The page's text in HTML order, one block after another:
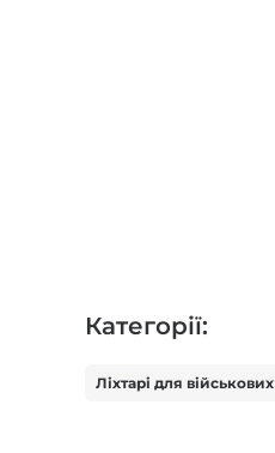
Категорії:
Ліхтарі для військових